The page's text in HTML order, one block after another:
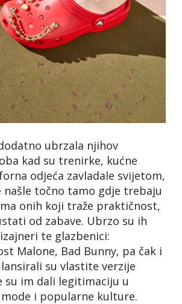
ubrzala njihov
kad su trenirke, kućne
odjeća zavladale svijetom,
našle točno tamo gdje trebaju
onih koji traže praktičnost,
od zabave. Ubrzo su ih
te glazbenici:
Malone, Bad Bunny, pa čak i
su vlastite verzije
su im dali legitimaciju u
i popularne kulture.